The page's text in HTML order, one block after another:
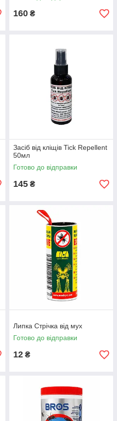
160 ₴
Засіб від кліщів Tick Repellent
50мл
Готово до відправки
145 ₴
Липка Стрічка від мух
Готово до відправки
12 ₴